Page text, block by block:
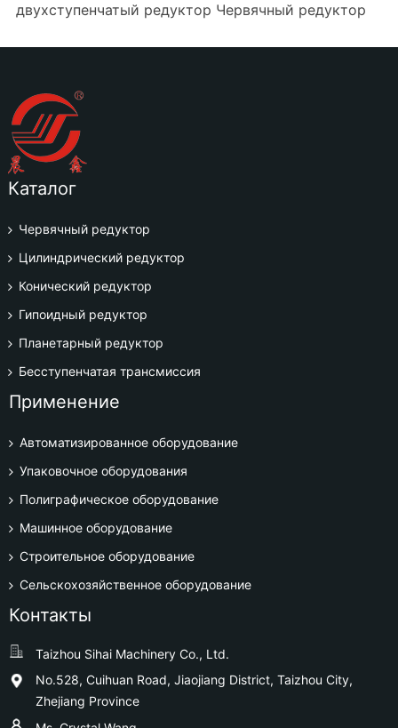
двухступенчатый редуктор Червячный редуктор
Каталог
Червячный редуктор
Цилиндрический редуктор
Конический редуктор
Гипоидный редуктор
Планетарный редуктор
Бесступенчатая трансмиссия
Применение
Автоматизированное оборудование
Упаковочное оборудования
Полиграфическое оборудование
Машинное оборудование
Строительное оборудование
Сельскохозяйственное оборудование
Контакты
Taizhou Sihai Machinery Co., Ltd.
No.528, Cuihuan Road, Jiaojiang District, Taizhou City,
Zhejiang Province